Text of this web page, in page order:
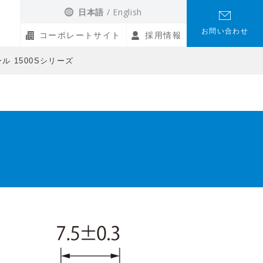
日本語 English
コーポレートサイト 採用情報 お問い合わせ
ル 1500Sシリーズ